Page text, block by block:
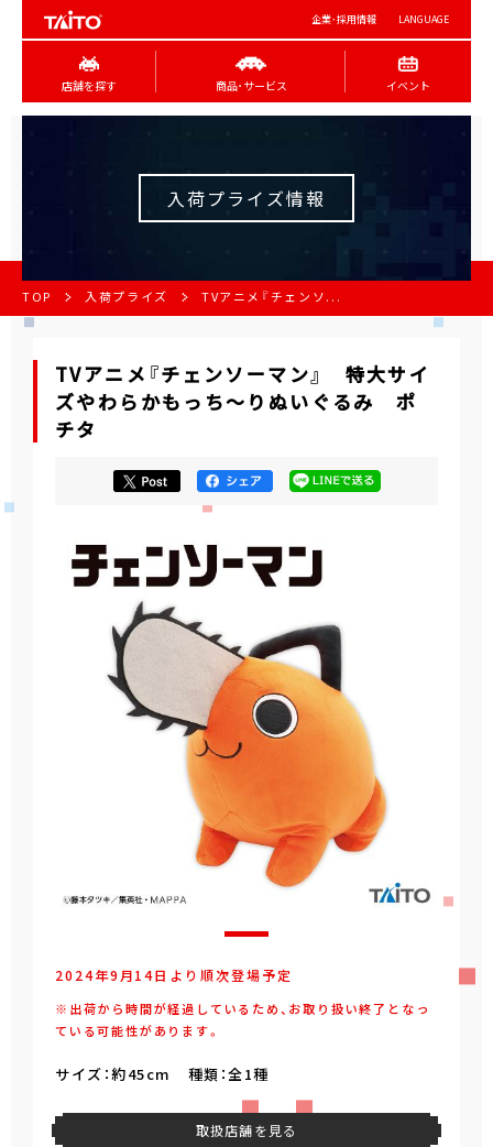
企業･採用情報 LANGUAGE
店舗を探す 商品･サービス イベント
入荷プライズ情報
TOP 入荷プライズ TVアニメ『チェンソ...
TVアニメ『チェンソーマン』 特大サイ
ズやわらかもっち～りぬいぐるみ ポ
チタ
2024年9月14日より順次登場予定
※出荷から時間が経過しているため、お取り扱い終了となっ
ている可能性があります。
サイズ：約45cm 種類：全1種
取扱店舗を見る